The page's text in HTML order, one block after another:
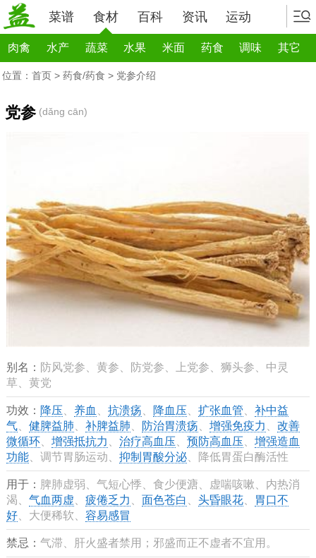
菜谱 食材 百科 资讯 运动
肉禽 水产 蔬菜 水果 米面 药食 调味 其它
位置： 首页 > 药食/药食 > 党参介绍
党参 (dǎng cān)
别名： 防风党参、黄参、防党参、上党参、狮头参、中灵
草、黄党
功效： 降压 养血 抗溃疡 降血压 扩张血管
补中益
气、 健脾益肺 补脾益肺 防治胃溃疡 增强免疫力
改善
微循环、 增强抵抗力 治疗高血压 预防高血压
增强造血
功能、调节胃肠运动、 抑制胃酸分泌、降低胃蛋白酶活性
用于： 脾肺虚弱、气短心悸、食少便溏、虚喘咳嗽、内热消
渴、 气血两虚 疲倦乏力 面色苍白 头昏眼花、
胃口不
好、大便稀软、 容易感冒
禁忌： 气滞、肝火盛者禁用；邪盛而正不虚者不宜用。